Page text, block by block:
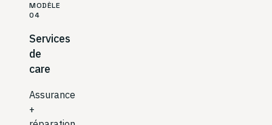
MODÈLE
04
Services
de
care
Assurance
+